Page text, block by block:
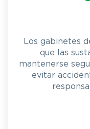
Los gabinetes
que las
mantenerse
evitar